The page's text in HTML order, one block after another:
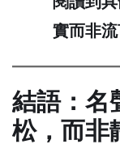
實而非流
結語：名
松，而非